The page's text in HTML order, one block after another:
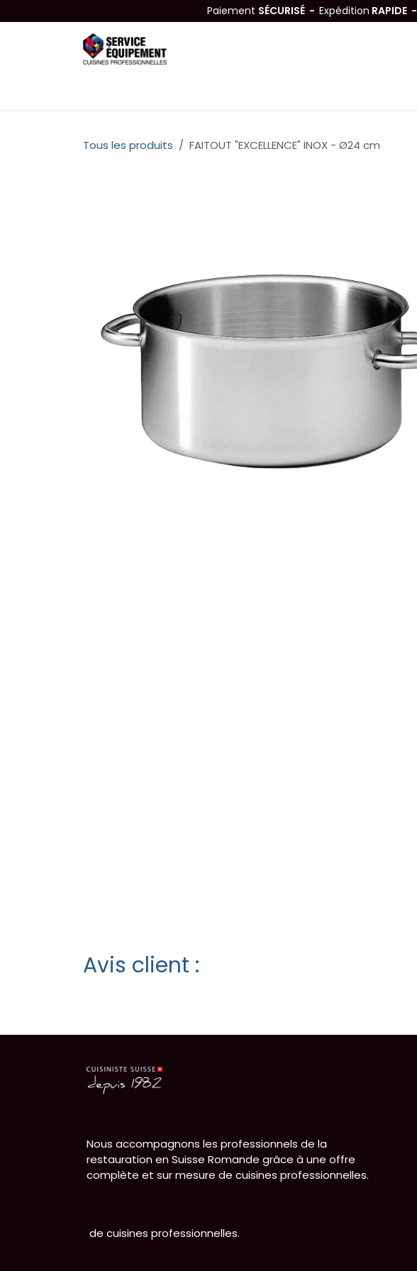
Paiement SÉCURISÉ - Expédition RAPIDE -
Tous les produits FAITOUT "EXCELLENCE" INOX - Ø24 cm
Avis client :
Nous accompagnons les professionnels de la
restauration en Suisse Romande grâce à une offre
complète et sur mesure de cuisines professionnelles.
de cuisines professionnelles.